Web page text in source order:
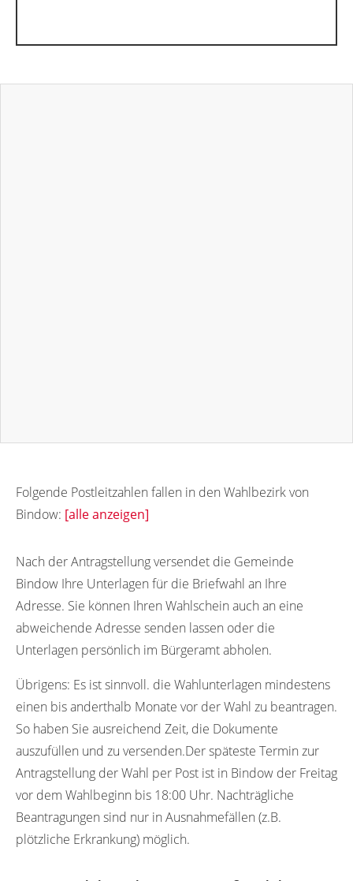
Folgende Postleitzahlen fallen in den Wahlbezirk von
Bindow: [alle anzeigen]
Nach der Antragstellung versendet die Gemeinde
Bindow Ihre Unterlagen für die Briefwahl an Ihre
Adresse. Sie können Ihren Wahlschein auch an eine
abweichende Adresse senden lassen oder die
Unterlagen persönlich im Bürgeramt abholen.
Übrigens: Es ist sinnvoll. die Wahlunterlagen mindestens
einen bis anderthalb Monate vor der Wahl zu beantragen.
So haben Sie ausreichend Zeit, die Dokumente
auszufüllen und zu versenden.Der späteste Termin zur
Antragstellung der Wahl per Post ist in Bindow der Freitag
vor dem Wahlbeginn bis 18:00 Uhr. Nachträgliche
Beantragungen sind nur in Ausnahmefällen (z.B.
plötzliche Erkrankung) möglich.